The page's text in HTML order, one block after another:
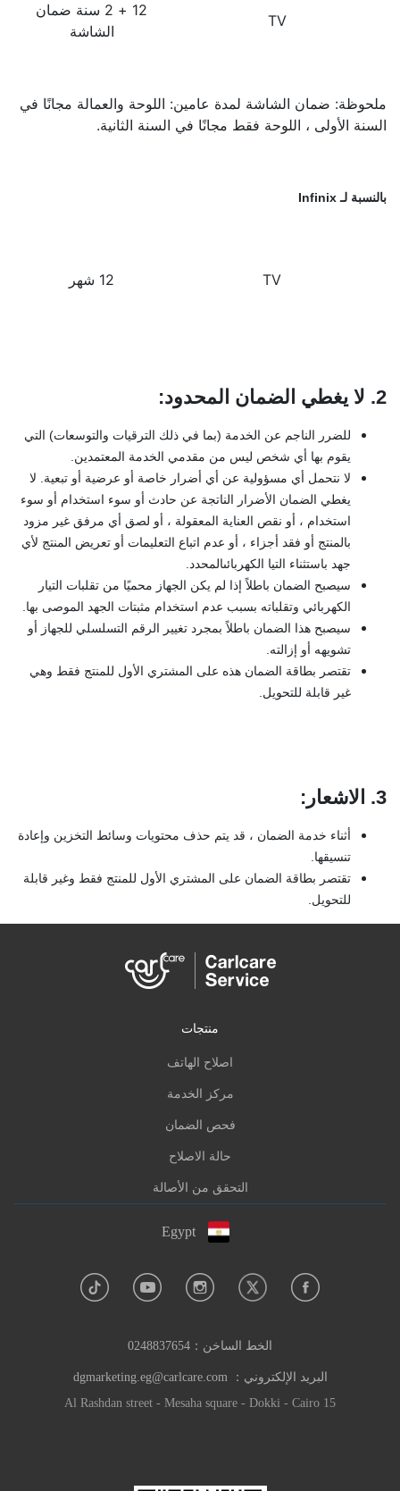
TV
12 + 2 سنة ضمان
الشاشة
ملحوظة: ضمان الشاشة لمدة عامين: اللوحة والعمالة مجانًا في
السنة الأولى ، اللوحة فقط مجانًا في السنة الثانية.
بالنسبة لـ Infinix
TV 12 شهر
2
. لا يغطي الضمان المحدود:
للضرر الناجم عن الخدمة (بما في ذلك الترقيات والتوسعات) التي
يقوم بها أي شخص ليس من مقدمي الخدمة المعتمدين.
لا نتحمل أي مسؤولية عن أي أضرار خاصة أو عرضية أو تبعية. لا
يغطي الضمان الأضرار الناتجة عن حادث أو سوء استخدام أو سوء
استخدام ، أو نقص العناية المعقولة ، أو لصق أي مرفق غير مزود
بالمنتج أو فقد أجزاء ، أو عدم اتباع التعليمات أو تعريض المنتج لأي
جهد باستثناء التيا الكهربائىالمحدد.
سيصبح الضمان باطلاً إذا لم يكن الجهاز محميًا من تقلبات التيار
الكهربائي وتقلباته بسبب عدم استخدام مثبتات الجهد الموصى بها.
سيصبح هذا الضمان باطلاً بمجرد تغيير الرقم التسلسلي للجهاز أو
تشويهه أو إزالته.
تقتصر بطاقة الضمان هذه على المشتري الأول للمنتج فقط وهي
غير قابلة للتحويل.
3. الاشعار :
أثناء خدمة الضمان ، قد يتم حذف محتويات وسائط التخزين وإعادة
تنسيقها.
تقتصر بطاقة الضمان على المشتري الأول للمنتج فقط وغير قابلة
للتحويل.
منتجات
اصلاح الهاتف
مركز الخدمة
فحص الضمان
حالة الاصلاح
التحقق من الأصالة
Egypt
الخط الساخن： 0248837654
البريد الإلكتروني：dgmarketing.eg@carlcare.com
15 Al Rashdan street - Mesaha square - Dokki - Cairo